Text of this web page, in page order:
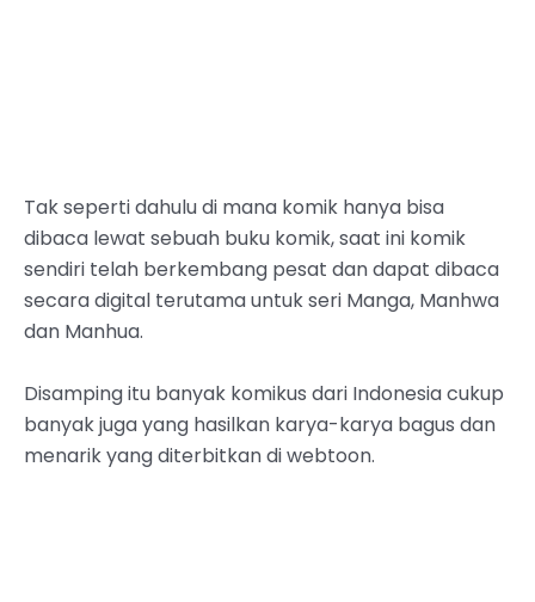
Tak seperti dahulu di mana komik hanya bisa
dibaca lewat sebuah buku komik, saat ini komik
sendiri telah berkembang pesat dan dapat dibaca
secara digital terutama untuk seri Manga, Manhwa
dan Manhua.
Disamping itu banyak komikus dari Indonesia cukup
banyak juga yang hasilkan karya-karya bagus dan
menarik yang diterbitkan di webtoon.